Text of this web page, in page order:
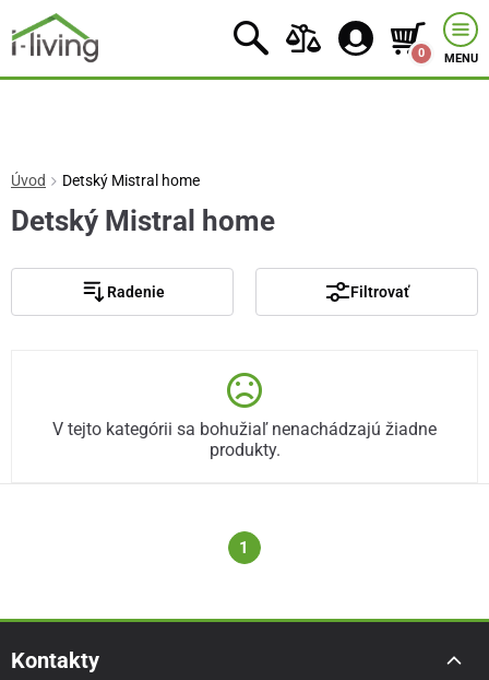
0 MENU
Úvod Detský Mistral home
Detský Mistral home
Radenie Filtrovať
V tejto kategórii sa bohužiaľ nenachádzajú žiadne
produkty.
1
Kontakty